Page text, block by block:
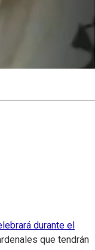
durante el
que tendrán